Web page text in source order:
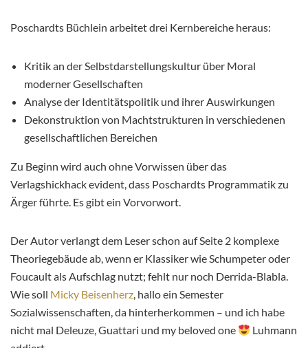
Poschardts Büchlein arbeitet drei Kernbereiche heraus:
Kritik an der Selbstdarstellungskultur über Moral
moderner Gesellschaften
Analyse der Identitätspolitik und ihrer Auswirkungen
Dekonstruktion von Machtstrukturen in verschiedenen
gesellschaftlichen Bereichen
Zu Beginn wird auch ohne Vorwissen über das
Verlagshickhack evident, dass Poschardts Programmatik zu
Ärger führte. Es gibt ein Vorvorwort.
Der Autor verlangt dem Leser schon auf Seite 2 komplexe
Theoriegebäude ab, wenn er Klassiker wie Schumpeter oder
Foucault als Aufschlag nutzt; fehlt nur noch Derrida-Blabla.
Wie soll Micky Beisenherz, hallo ein Semester
Sozialwissenschaften, da hinterherkommen – und ich habe
nicht mal Deleuze, Guattari und my beloved one
Luhmann